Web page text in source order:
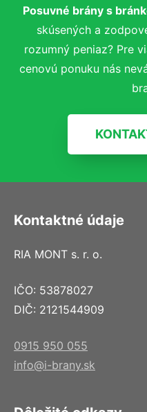
Posuvné brány s
skúsených a
rozumný peniaz? Pre
cenovú ponuku nás
Kontaktné údaje
RIA MONT s. r. o.
IČO: 53878027
DIČ: 2121544909
0915 950 055
info@i-brany.sk